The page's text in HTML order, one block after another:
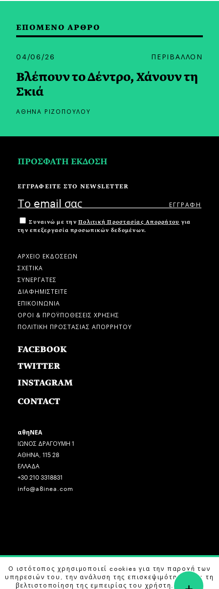
ΕΠΟΜΕΝΟ ΑΡΘΡΟ
04/06/26 ΠΕΡΙΒΑΛΛΟΝ
Βλέπουν το Δέντρο, Χάνουν τη
Σκιά
ΑΘΗΝΑ ΡΙΖΟΠΟΥΛΟΥ
ΠΡΟΣΦΑΤΗ ΕΚΔΟΣΗ
ΕΓΓΡΑΦΕΙΤΕ ΣΤΟ NEWSLETTER
Συναινώ με την Πολιτική Προστασίας Απορρήτου για
την επεξεργασία προσωπικών δεδομένων.
ΑΡΧΕΙΟ ΕΚΔΟΣΕΩΝ
ΣΧΕΤΙΚΑ
ΣΥΝΕΡΓΑΤΕΣ
ΔΙΑΦΗΜΙΣΤΕΙΤΕ
ΕΠΙΚΟΙΝΩΝΙΑ
ΟΡΟΙ & ΠΡΟΫΠΟΘΕΣΕΙΣ ΧΡΗΣΗΣ
ΠΟΛΙΤΙΚΗ ΠΡΟΣΤΑΣΙΑΣ ΑΠΟΡΡΗΤΟΥ
FACEBOOK
TWITTER
INSTAGRAM
CONTACT
αθηΝΕΑ
ΙΩΝΟΣ ΔΡΑΓΟΥΜΗ 1
ΑΘΗΝΑ, 115 28
ΕΛΛΑΔΑ
+30 210 3318831
info@a8inea.com
COPYRIGHT © 2026 αθηΝΕΑ, ALL RIGHTS RESERVED.
DESIGN BY G DESIGN STUDIO. DEVELOPED BYB LABS
Ο ιστότοπος χρησιμοποιεί cookies για την παροχή των
υπηρεσιών του, την ανάλυση της επισκεψιμότητας και τη
βελτιστοποίηση της εμπειρίας του χρήστη. Μάθετε